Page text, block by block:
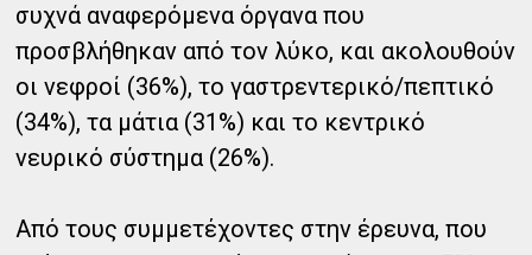
συχνά αναφερόμενα όργανα που
προσβλήθηκαν από τον λύκο, και ακολουθούν
οι νεφροί (36%), το γαστρεντερικό/πεπτικό
(34%), τα μάτια (31%) και το κεντρικό
νευρικό σύστημα (26%).
Από τους συμμετέχοντες στην έρευνα, που